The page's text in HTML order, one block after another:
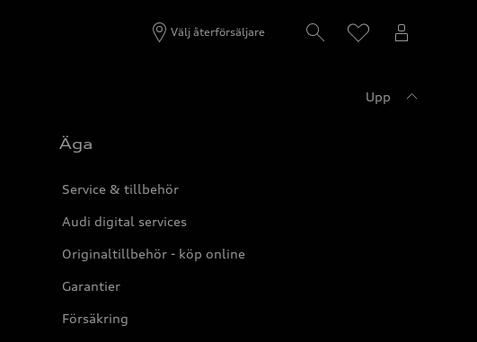
Välj återförsäljare
Upp
Äga
Service & tillbehör
Audi digital services
Originaltillbehör - köp online
Garantier
Försäkring